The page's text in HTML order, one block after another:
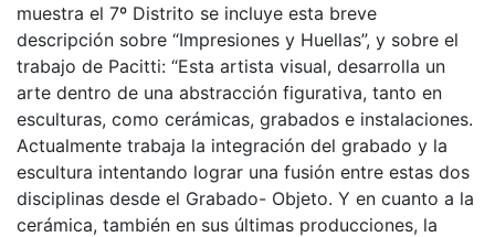
muestra el 7º Distrito se incluye esta breve
descripción sobre “Impresiones y Huellas”, y sobre el
trabajo de Pacitti: “Esta artista visual, desarrolla un
arte dentro de una abstracción figurativa, tanto en
esculturas, como cerámicas, grabados e instalaciones.
Actualmente trabaja la integración del grabado y la
escultura intentando lograr una fusión entre estas dos
disciplinas desde el Grabado- Objeto. Y en cuanto a la
cerámica, también en sus últimas producciones, la